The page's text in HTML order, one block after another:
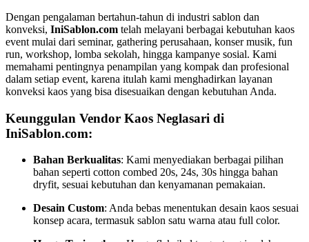
Dengan pengalaman bertahun-tahun di industri sablon dan
konveksi, IniSablon.com telah melayani berbagai kebutuhan kaos
event mulai dari seminar, gathering perusahaan, konser musik, fun
run, workshop, lomba sekolah, hingga kampanye sosial. Kami
memahami pentingnya penampilan yang kompak dan profesional
dalam setiap event, karena itulah kami menghadirkan layanan
konveksi kaos yang bisa disesuaikan dengan kebutuhan Anda.
Keunggulan Vendor Kaos Neglasari di
IniSablon.com:
Bahan Berkualitas: Kami menyediakan berbagai pilihan
bahan seperti cotton combed 20s, 24s, 30s hingga bahan
dryfit, sesuai kebutuhan dan kenyamanan pemakaian.
Desain Custom: Anda bebas menentukan desain kaos sesuai
konsep acara, termasuk sablon satu warna atau full color.